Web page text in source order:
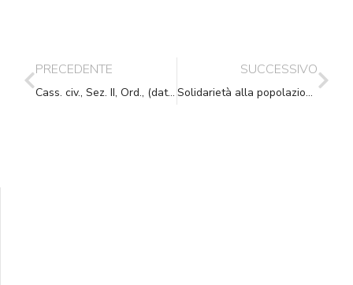
PRECEDENTE
Cass. civ., Sez. II, Ord., (data ud. 05/04/2023) 10/05/2023, n. 12613
SUCCESSIVO
Solidarietà alla popolazione romagnola